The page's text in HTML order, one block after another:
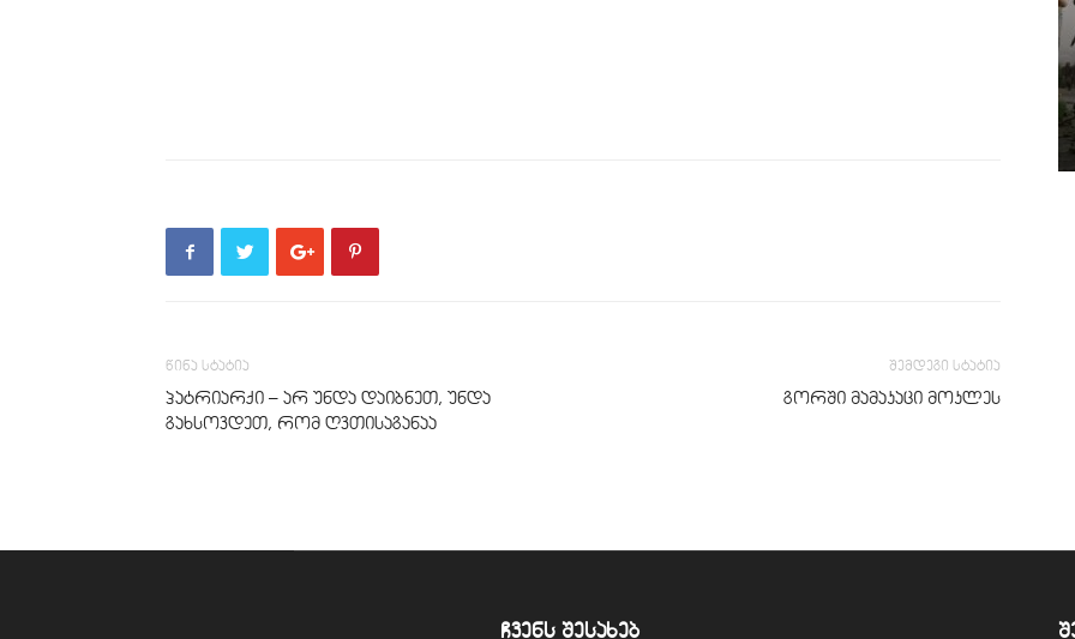
წინა სტატია
პატრიარქი – არ უნდა დაიბნეთ, უნდა
გახსოვდეთ, რომ ღვთისაგანაა
შემდეგი სტატია
გორში მამაკაცი მოკლეს
ჩვენს შესახებ